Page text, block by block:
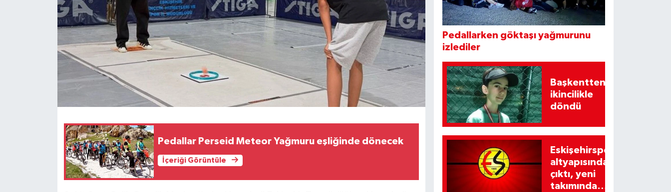
Pedallar Perseid Meteor Yağmuru eşliğinde dönecek
İçeriği Görüntüle
Pedallarken göktaşı yağmurunu
izlediler
Başkentten
ikincilikle
döndü
Eskişehirspor
altyapısından
çıktı, yeni
takımında